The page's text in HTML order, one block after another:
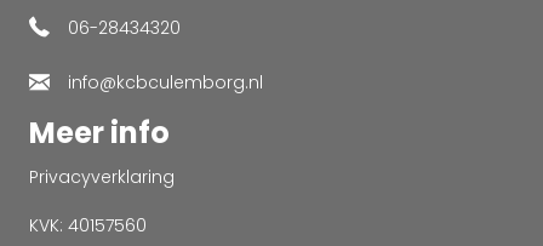
06-28434320
info@kcbculemborg.nl
Meer info
Privacyverklaring
KVK: 40157560